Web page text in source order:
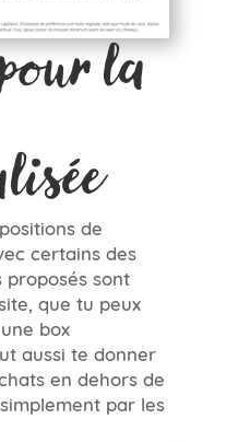
la
de
certains des
proposés sont
que tu peux
box
aussi te donner
en dehors de
par les